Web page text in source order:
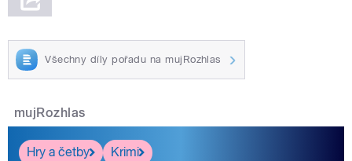
Všechny díly pořadu na mujRozhlas
mujRozhlas
Hry a četby
Krimi